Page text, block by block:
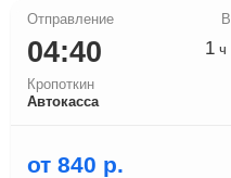
04:40
Кропоткин
Автокасса
1 ч
от 840 р.